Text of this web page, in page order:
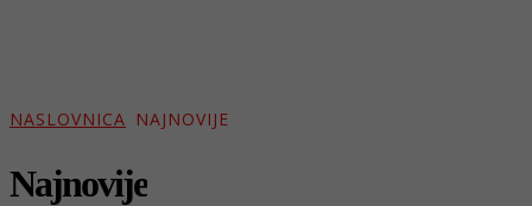
NASLOVNICA NAJNOVIJE
Najnovije